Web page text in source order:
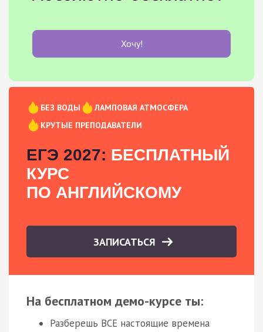
Хочу!
БЕЗ ВОДЫ
ЛАМПОВАЯ АТМОСФЕРА
КРУТЫЕ ПРЕПОДАВАТЕЛИ
ЕГЭ 2027: БЕСПЛАТНЫЙ
КУРС
ПО АНГЛИЙСКОМУ
ЗАПИСАТЬСЯ
На бесплатном демо-курсе ты:
Разберешь ВСЕ настоящие времена